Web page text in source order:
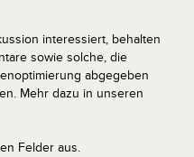
interessiert, behalten
sowie solche, die
abgegeben
Mehr dazu in unseren
Felder aus.